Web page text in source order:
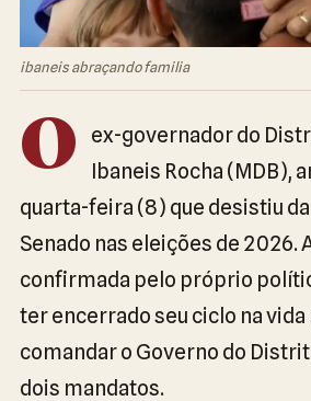
ibaneis abraçando familia
O
ex-governador do
Ibaneis Rocha (MDB),
quarta-feira (8) que desistiu
Senado nas eleições de 2026.
confirmada pelo próprio
ter encerrado seu ciclo na
comandar o Governo do
dois mandatos.